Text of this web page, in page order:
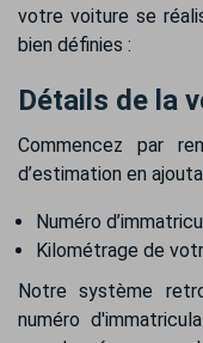
votre voiture se
bien définies :
Détails de la
Commencez par
d’estimation en
Numéro
Kilométrage de
Notre système
numéro